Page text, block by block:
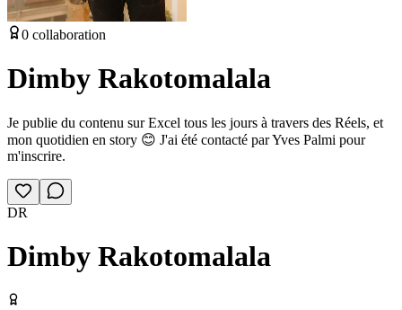
0 collaboration
Dimby Rakotomalala
Je publie du contenu sur Excel tous les jours à travers des Réels, et
mon quotidien en story 😊 J'ai été contacté par Yves Palmi pour
m'inscrire.
DR
Dimby Rakotomalala